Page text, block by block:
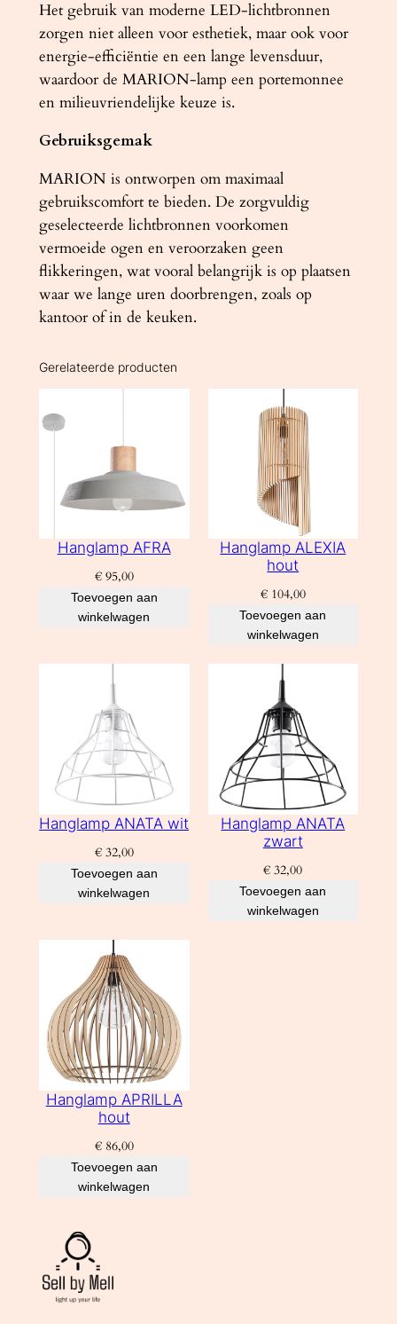
Het gebruik van moderne LED-lichtbronnen
zorgen niet alleen voor esthetiek, maar ook voor
energie-efficiëntie en een lange levensduur,
waardoor de MARION-lamp een portemonnee
en milieuvriendelijke keuze is.
Gebruiksgemak
MARION is ontworpen om maximaal
gebruikscomfort te bieden. De zorgvuldig
geselecteerde lichtbronnen voorkomen
vermoeide ogen en veroorzaken geen
flikkeringen, wat vooral belangrijk is op plaatsen
waar we lange uren doorbrengen, zoals op
kantoor of in de keuken.
Gerelateerde producten
Hanglamp AFRA
€95,00
Toevoegen aan
winkelwagen
Hanglamp ALEXIA
hout
€104,00
Toevoegen aan
winkelwagen
Hanglamp ANATA wit
€32,00
Toevoegen aan
winkelwagen
Hanglamp ANATA
zwart
€ 32,00
Toevoegen aan
winkelwagen
Hanglamp APRILLA
hout
€86,00
Toevoegen aan
winkelwagen